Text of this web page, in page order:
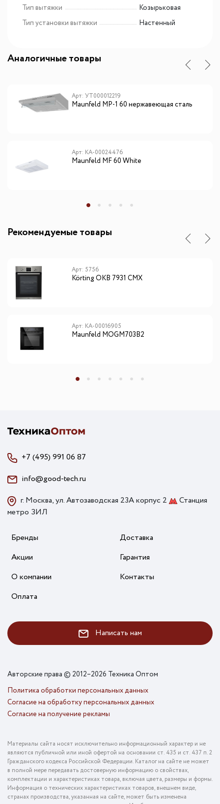
Тип вытяжки
Козырьковая
Тип установки вытяжки
Настенный
Аналогичные товары
Арт: УТ000012219
Maunfeld MP-1 60 нержавеющая сталь
Арт: КА-00024476
Maunfeld MF 60 White
Рекомендуемые товары
Арт: 5756
Körting OKB 7931 CMX
Арт: КА-00016905
Maunfeld MOGM703B2
+7 (495) 991 06 87
info@good-tech.ru
г. Москва, ул. Автозаводская 23А корпус 2
Станция
метро ЗИЛ
Бренды
Акции
О компании
Оплата
Доставка
Гарантия
Контакты
Написать нам
Авторские права © 2012–2026 Техника Оптом
Политика обработки персональных данных
Согласие на обработку персональных данных
Согласие на получение рекламы
Материалы сайта носят исключительно информационный характер и не
являются публичной или иной офертой на основании ст. 435 и ст. 437 п. 2
Гражданского кодекса Российской Федерации. Каталог на сайте не может
в полной мере передавать достоверную информацию о свойствах,
комплектации и характеристиках товара, включая цвета, размеры и формы.
Информация о технических характеристиках товаров, внешнем виде,
странах производства, указанная на сайте, может быть изменена